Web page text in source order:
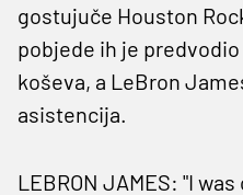
gostujuče Houston
pobjede ih je
koševa, a LeBron
asistencija.
LEBRON JAMES: "I